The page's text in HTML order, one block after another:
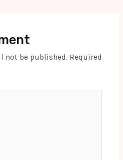
not be published. Required